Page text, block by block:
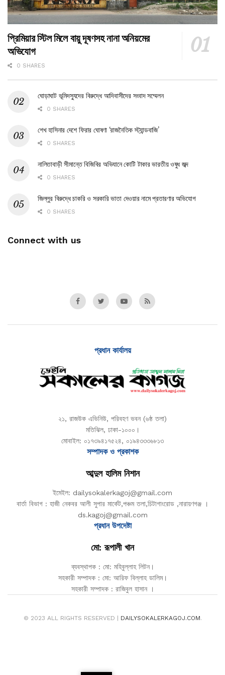
প্রিমিয়ার স্টিল মিলে বায়ু দূষণসহ নানা অনিয়মের
অভিযোগ
0 SHARES
ঘোড়াঘাট ভূমিদস্যুদের বিরুদ্ধে আদিবাসীদের সংবাদ সম্মেলন
0 SHARES
শেখ হাসিনার দেশে ফিরার ঘোষণা ‘রাজনৈতিক স্ট্যান্ডবাজি’
0 SHARES
নালিতাবাড়ী সীমান্তে বিজিবির অভিযানে কোটি টাকার ভারতীয় ওষুধ জব্দ
0 SHARES
জিল্লুর বিরুদ্ধে চাকরি ও সরকারি ভাতা দেওয়ার নামে প্রতারণার অভিযোগ
0 SHARES
Connect with us
প্রধান কার্যালয়
২১, রাজউক এভিনিউ, পরিবহণ ভবন (৬ষ্ঠ তলা)
মতিঝিল, ঢাকা-১০০০।
মোবাইল: ০১৭৩৯৪১৭৫২৪, ০১৯৪৩৩৩৬৮১৩
সম্পাদক ও প্রকাশক
আব্দুল হালিম নিশান
ইমেইল: dailysokalerkagoj@gmail.com
বার্তা বিভাগ : হাজী নেকবর আলী সুপার মার্কেট,পঞ্চম তলা,চিটাগাংরোড ,নারায়ণগঞ্জ ।
ds.kagoj@gmail.com
প্রধান উপদেষ্টা
মো: রূপালী খান
ব্যবস্থাপক : মো: মহিবুল্লাহ লিটন।
সহকারী সম্পাদক : মো: আরিফ বিল্লাহ ডালিম।
সহকারী সম্পাদক : রাজিবুল হাসান ।
© 2023 ALL RIGHTS RESERVED | DAILYSOKALERKAGOJ.COM.